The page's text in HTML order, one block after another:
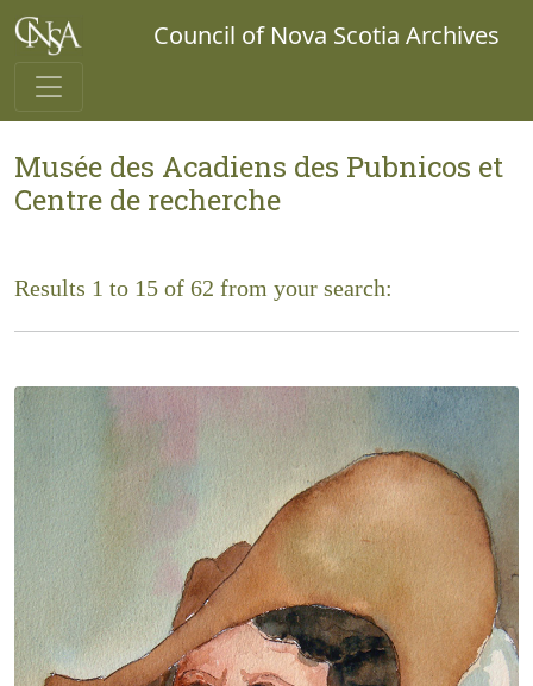
Council of Nova Scotia Archives
Musée des Acadiens des Pubnicos et
Centre de recherche
Results 1 to 15 of 62 from your search: